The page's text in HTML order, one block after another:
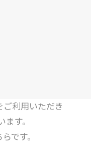
ご利用いただき
す。
です。